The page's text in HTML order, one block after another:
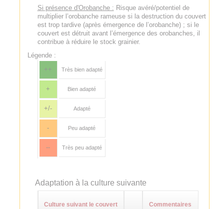
Si présence d'Orobanche : Risque avéré/potentiel de
multiplier l’orobanche rameuse si la destruction du couvert
est trop tardive (après émergence de l’orobanche) ; si le
couvert est détruit avant l’émergence des orobanches, il
contribue à réduire le stock grainier.
Légende :
++
Très bien adapté
+ Bien adapté
+/- Adapté
- Peu adapté
-- Très peu adapté
Adaptation à la culture suivante
Culture suivant le couvert Commentaires